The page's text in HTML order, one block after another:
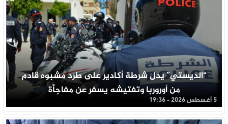
“الديستي” يدل شرطة أكادير على طرد مشبوه قادم
من أوروربا وتفتيشه يسفر عن مفاجأة
5 أغسطس 2026 - 19:36